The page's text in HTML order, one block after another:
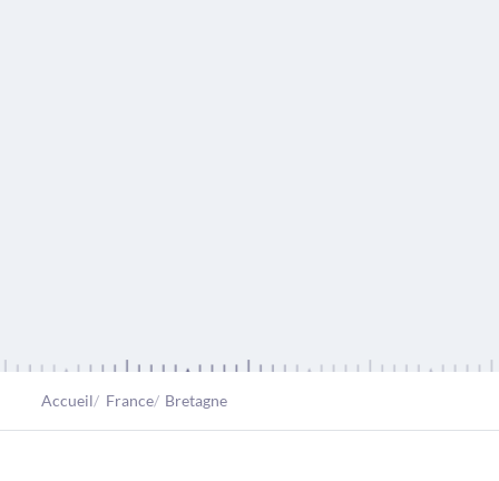
Accueil France Bretagne